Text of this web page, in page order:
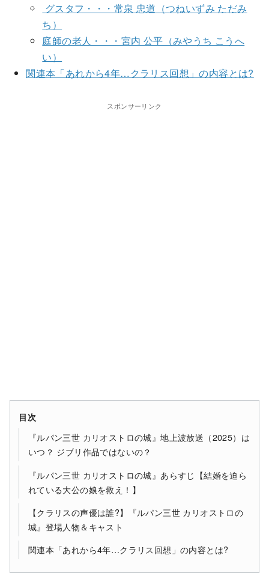
グスタフ・・・常泉 忠道（つねいずみ ただみ
ち）
庭師の老人・・・宮内 公平（みやうち こうへ
い）
関連本「あれから4年…クラリス回想」の内容とは?
スポンサーリンク
目次
『ルパン三世 カリオストロの城』地上波放送（2025）は
いつ？ ジブリ作品ではないの？
『ルパン三世 カリオストロの城』あらすじ【結婚を迫ら
れている大公の娘を救え！】
【クラリスの声優は誰?】『ルパン三世 カリオストロの
城』登場人物＆キャスト
関連本「あれから4年…クラリス回想」の内容とは?